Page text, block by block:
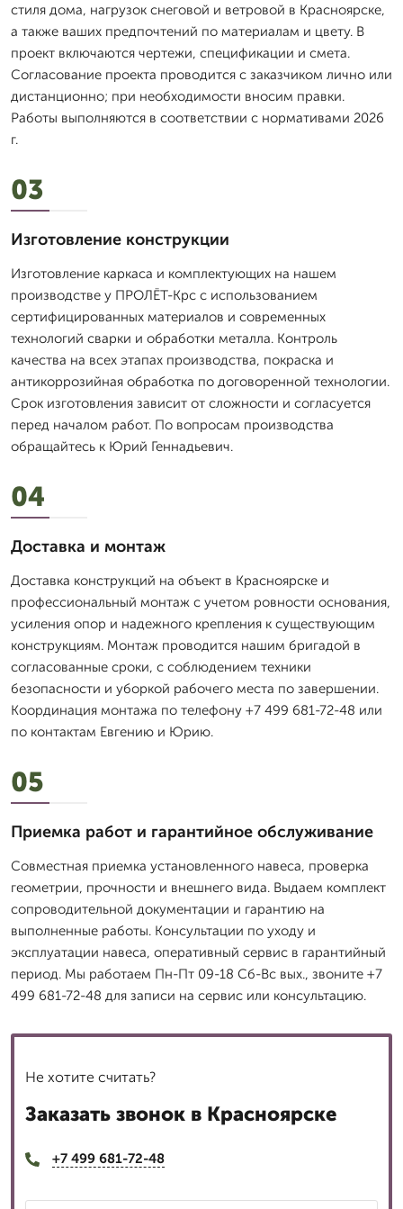
стиля дома, нагрузок снеговой и ветровой в Красноярске,
а также ваших предпочтений по материалам и цвету. В
проект включаются чертежи, спецификации и смета.
Согласование проекта проводится с заказчиком лично или
дистанционно; при необходимости вносим правки.
Работы выполняются в соответствии с нормативами 2026
г.
03
Изготовление конструкции
Изготовление каркаса и комплектующих на нашем
производстве у ПРОЛЁТ-Крс с использованием
сертифицированных материалов и современных
технологий сварки и обработки металла. Контроль
качества на всех этапах производства, покраска и
антикоррозийная обработка по договоренной технологии.
Срок изготовления зависит от сложности и согласуется
перед началом работ. По вопросам производства
обращайтесь к Юрий Геннадьевич.
04
Доставка и монтаж
Доставка конструкций на объект в Красноярске и
профессиональный монтаж с учетом ровности основания,
усиления опор и надежного крепления к существующим
конструкциям. Монтаж проводится нашим бригадой в
согласованные сроки, с соблюдением техники
безопасности и уборкой рабочего места по завершении.
Координация монтажа по телефону +7 499 681-72-48 или
по контактам Евгению и Юрию.
05
Приемка работ и гарантийное обслуживание
Совместная приемка установленного навеса, проверка
геометрии, прочности и внешнего вида. Выдаем комплект
сопроводительной документации и гарантию на
выполненные работы. Консультации по уходу и
эксплуатации навеса, оперативный сервис в гарантийный
период. Мы работаем Пн-Пт 09-18 Сб-Вс вых., звоните +7
499 681-72-48 для записи на сервис или консультацию.
Не хотите считать?
Заказать звонок в Красноярске
+7 499 681-72-48